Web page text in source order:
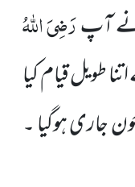
نے آپرَضِیَ اللہُ
طویل قیام کیا
جاری ہوگیا ۔